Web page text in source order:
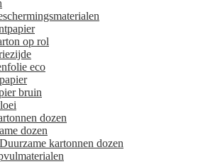
op rol
eco
bruin
dozen
dozen
Duurzame kartonnen dozen